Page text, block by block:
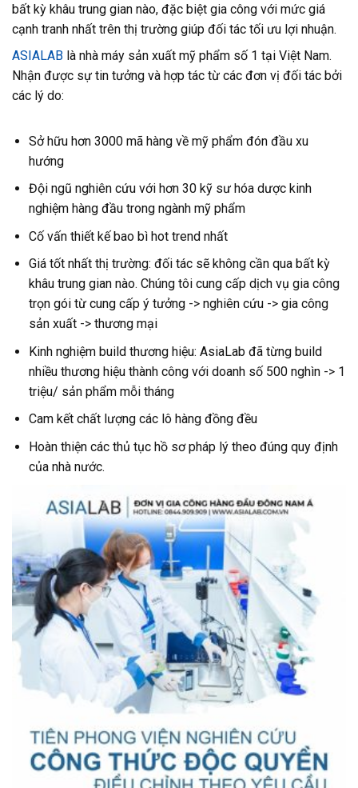
bất kỳ khâu trung gian nào, đặc biệt gia công với mức giá
cạnh tranh nhất trên thị trường giúp đối tác tối ưu lợi nhuận.
ASIALAB là nhà máy sản xuất mỹ phẩm số 1 tại Việt Nam.
Nhận được sự tin tưởng và hợp tác từ các đơn vị đối tác bởi
các lý do:
Sở hữu hơn 3000 mã hàng về mỹ phẩm đón đầu xu
hướng
Đội ngũ nghiên cứu với hơn 30 kỹ sư hóa dược kinh
nghiệm hàng đầu trong ngành mỹ phẩm
Cố vấn thiết kế bao bì hot trend nhất
Giá tốt nhất thị trường: đối tác sẽ không cần qua bất kỳ
khâu trung gian nào. Chúng tôi cung cấp dịch vụ gia công
trọn gói từ cung cấp ý tưởng -> nghiên cứu -> gia công
sản xuất -> thương mại
Kinh nghiệm build thương hiệu: AsiaLab đã từng build
nhiều thương hiệu thành công với doanh số 500 nghìn -> 1
triệu/ sản phẩm mỗi tháng
Cam kết chất lượng các lô hàng đồng đều
Hoàn thiện các thủ tục hồ sơ pháp lý theo đúng quy định
của nhà nước.